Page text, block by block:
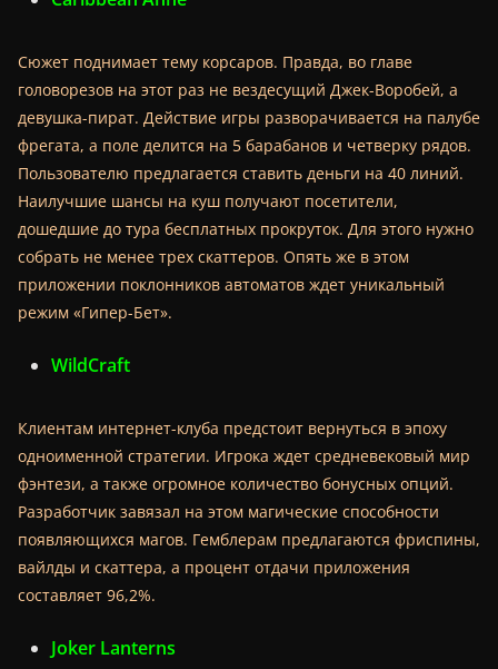
Сюжет поднимает тему корсаров. Правда, во главе
головорезов на этот раз не вездесущий Джек-Воробей, а
девушка-пират. Действие игры разворачивается на палубе
фрегата, а поле делится на 5 барабанов и четверку рядов.
Пользователю предлагается ставить деньги на 40 линий.
Наилучшие шансы на куш получают посетители,
дошедшие до тура бесплатных прокруток. Для этого нужно
собрать не менее трех скаттеров. Опять же в этом
приложении поклонников автоматов ждет уникальный
режим «Гипер-Бет».
WildCraft
Клиентам интернет-клуба предстоит вернуться в эпоху
одноименной стратегии. Игрока ждет средневековый мир
фэнтези, а также огромное количество бонусных опций.
Разработчик завязал на этом магические способности
появляющихся магов. Гемблерам предлагаются фриспины,
вайлды и скаттера, а процент отдачи приложения
составляет 96,2%.
Joker Lanterns